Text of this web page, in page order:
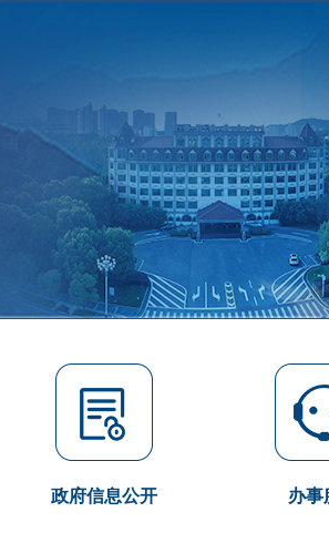
政府信息公开 办事